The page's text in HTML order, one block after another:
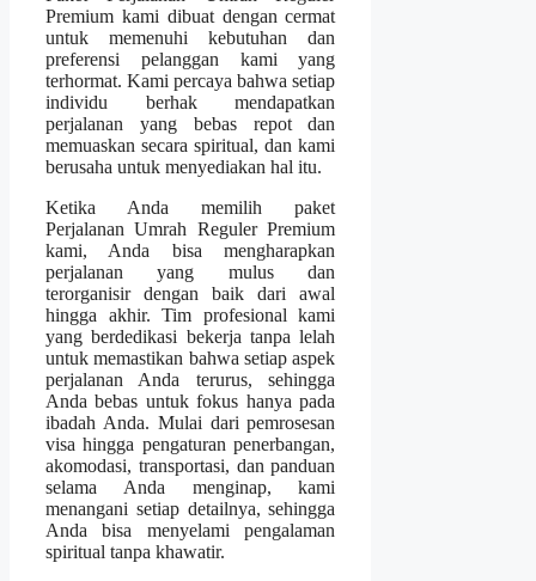
Premium kami dibuat dengan cermat
untuk memenuhi kebutuhan dan
preferensi pelanggan kami yang
terhormat. Kami percaya bahwa setiap
individu berhak mendapatkan
perjalanan yang bebas repot dan
memuaskan secara spiritual, dan kami
berusaha untuk menyediakan hal itu.
Ketika Anda memilih paket
Perjalanan Umrah Reguler Premium
kami, Anda bisa mengharapkan
perjalanan yang mulus dan
terorganisir dengan baik dari awal
hingga akhir. Tim profesional kami
yang berdedikasi bekerja tanpa lelah
untuk memastikan bahwa setiap aspek
perjalanan Anda terurus, sehingga
Anda bebas untuk fokus hanya pada
ibadah Anda. Mulai dari pemrosesan
visa hingga pengaturan penerbangan,
akomodasi, transportasi, dan panduan
selama Anda menginap, kami
menangani setiap detailnya, sehingga
Anda bisa menyelami pengalaman
spiritual tanpa khawatir.